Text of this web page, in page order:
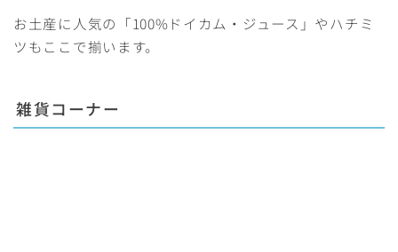
お土産に人気の「100%ドイカム・ジュース」やハチミ
ツもここで揃います。
雑貨コーナー